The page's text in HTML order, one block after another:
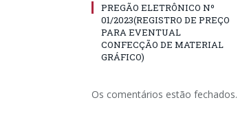
PREGÃO ELETRÔNICO Nº
01/2023(REGISTRO DE PREÇO
PARA EVENTUAL
CONFECÇÃO DE MATERIAL
GRÁFICO)
Os comentários estão fechados.